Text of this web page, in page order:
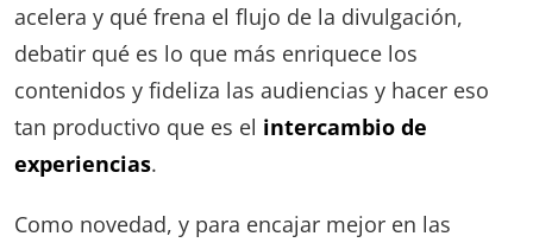
acelera y qué frena el flujo de la divulgación,
debatir qué es lo que más enriquece los
contenidos y fideliza las audiencias y hacer eso
tan productivo que es el intercambio de
experiencias.
Como novedad, y para encajar mejor en las